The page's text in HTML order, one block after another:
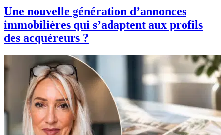
Une nouvelle génération d’annonces
immobilières qui s’adaptent aux profils
des acquéreurs ?